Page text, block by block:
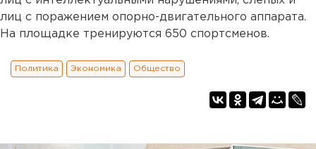
лиц с поражением опорно-двигательного аппарата.
На площадке тренируются 650 спортсменов.
Политика Экономика Общество